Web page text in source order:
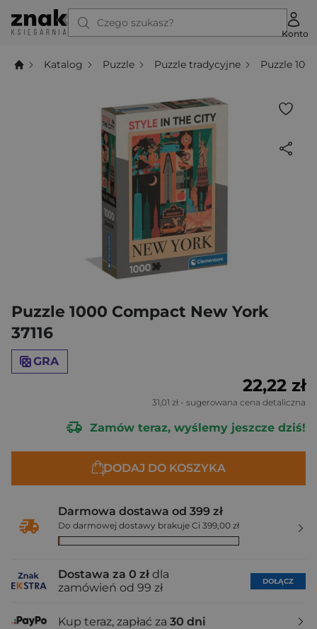
Czego szukasz?
Konto
Katalog Puzzle Puzzle tradycyjne Puzzle
Puzzle 1000 Compact New York
37116
GRA
22,22 zł
31,01 zł - sugerowana cena detaliczna
Zamów teraz, wyślemy jeszcze dziś!
DODAJ DO KOSZYKA
Darmowa dostawa od 399 zł
Do darmowej dostawy brakuje Ci 399,00 zł
Dostawa za 0 zł dla
zamówień od 99 zł
DOŁĄCZ
Kup teraz, zapłać za 30 dni